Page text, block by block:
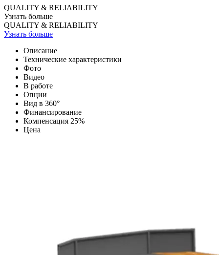
QUALITY & RELIABILITY
Узнать больше
QUALITY & RELIABILITY
Узнать больше
Описание
Технические характеристики
Фото
Видео
В работе
Опции
Вид в 360°
Финансирование
Компенсация 25%
Цена